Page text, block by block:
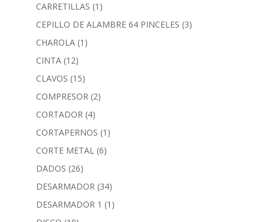
CARRETILLAS (1)
CEPILLO DE ALAMBRE 64 PINCELES (3)
CHAROLA (1)
CINTA (12)
CLAVOS (15)
COMPRESOR (2)
CORTADOR (4)
CORTAPERNOS (1)
CORTE METAL (6)
DADOS (26)
DESARMADOR (34)
DESARMADOR 1 (1)